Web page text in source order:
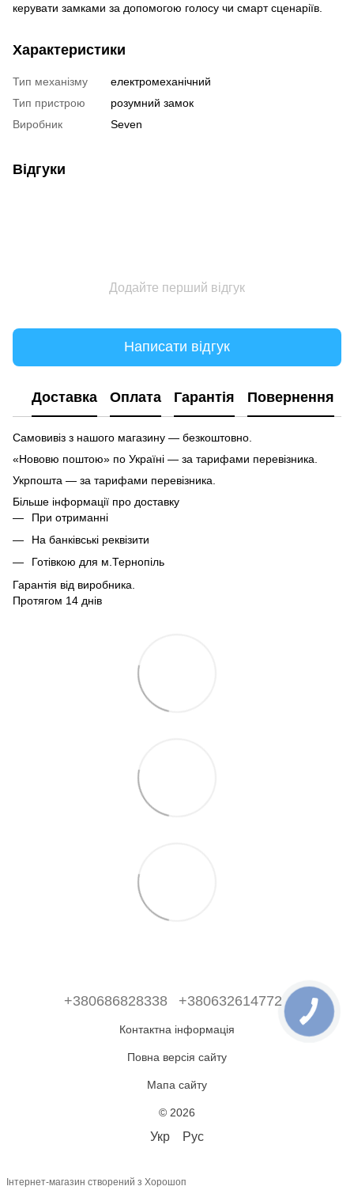
керувати замками за допомогою голосу чи смарт сценаріїв.
Характеристики
Тип механізму
електромеханічний
Тип пристрою
розумний замок
Виробник
Seven
Відгуки
Додайте перший відгук
Написати відгук
Доставка Оплата Гарантія Повернення
Самовивіз з нашого магазину — безкоштовно.
«Нововю поштою» по Україні — за тарифами перевізника.
Укрпошта — за тарифами перевізника.
Більше інформації про доставку
При отриманні
На банківські реквізити
Готівкою для м.Тернопіль
Гарантія від виробника.
Протягом 14 днів
+380686828338 +380632614772
Контактна інформація
Повна версія сайту
Мапа сайту
© 2026
Укр Рус
Інтернет-магазин створений з Хорошоп